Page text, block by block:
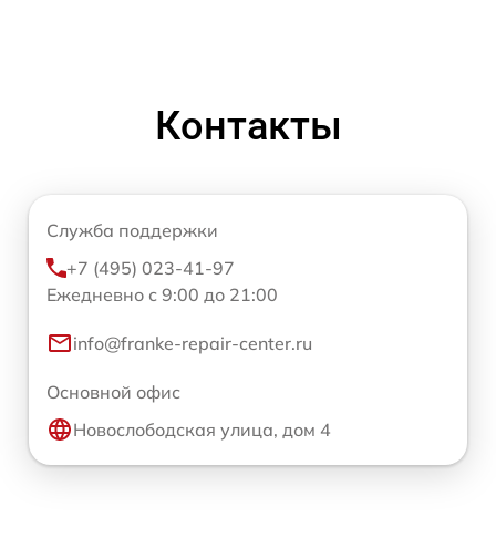
Контакты
Служба поддержки
+7 (495) 023-41-97
Ежедневно с 9:00 до 21:00
info@franke-repair-center.ru
Основной офис
Новослободская улица, дом 4